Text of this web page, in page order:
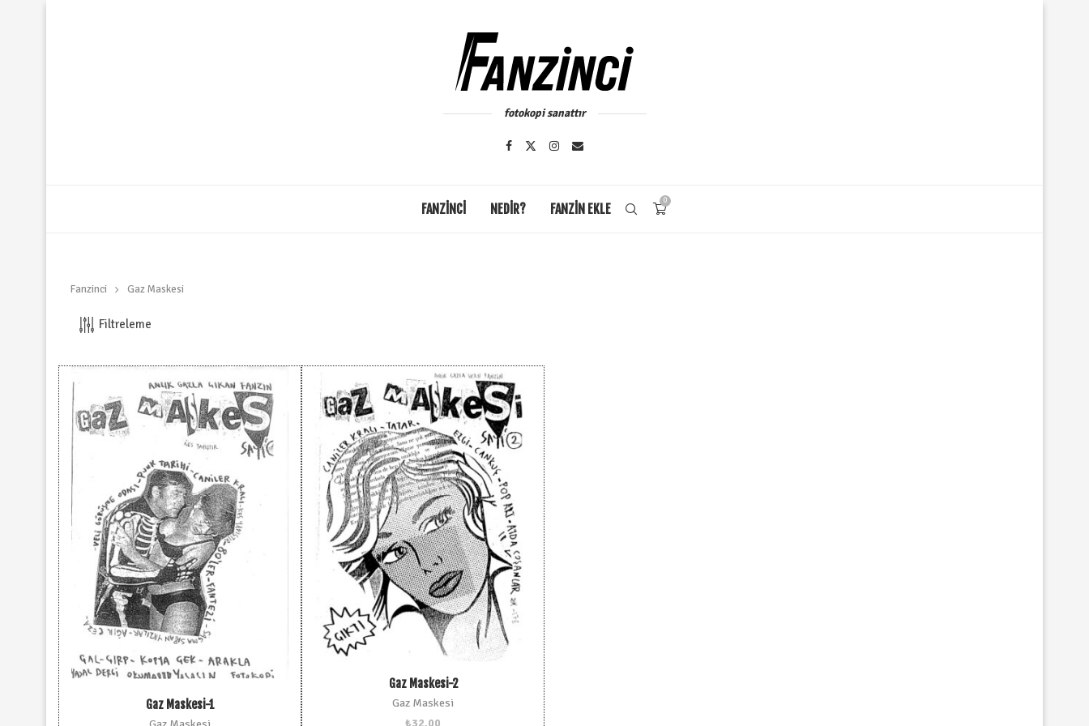
fotokopi sanattır
FANZİNCİ NEDIR? FANZIN EKLE
0
Fanzinci Gaz Maskesi
Filtreleme
Gaz Maskesi-1
Gaz Maskesi-2
Gaz Maskesi